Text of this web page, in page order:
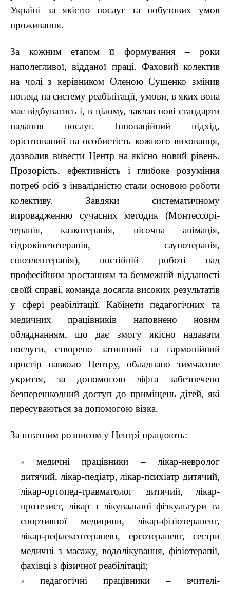
Україні за якістю послуг та побутових умов
проживання.
За кожним етапом її формування – роки
наполегливої, відданої праці. Фаховий колектив
на чолі з керівником Оленою Сущенко змінив
погляд на систему реабілітації, умови, в яких вона
має відбуватись і, в цілому, заклав нові стандарти
надання послуг. Інноваційний підхід,
орієнтований на особистість кожного вихованця,
дозволив вивести Центр на якісно новий рівень.
Прозорість, ефективність і глибоке розуміння
потреб осіб з інвалідністю стали основою роботи
колективу. Завдяки систематичному
впровадженню сучасних методик (Монтессорі-
терапія, казкотерапія, пісочна анімація,
гідрокінезотерапія, саунотерапія,
снюзлентерапія), постійній роботі над
професійним зростанням та безмежній відданості
своїй справі, команда досягла високих результатів
у сфері реабілітації. Кабінети педагогічних та
медичних працівників наповнено новим
обладнанням, що дає змогу якісно надавати
послуги, створено затишний та гармонійний
простір навколо Центру, обладнано тимчасове
укриття, за допомогою ліфта забезпечено
безперешкодний доступ до приміщень дітей, які
пересуваються за допомогою візка.
За штатним розписом у Центрі працюють:
медичні працівники – лікар-невролог
дитячий, лікар-педіатр, лікар-психіатр дитячий,
лікар-ортопед-травматолог дитячий, лікар-
протезист, лікар з лікувальної фізкультури та
спортивної медицини, лікар-фізіотерапевт,
лікар-рефлексотерапевт, ерготерапевт, сестри
медичні з масажу, водолікування, фізіотерапії,
фахівці з фізичної реабілітації;
педагогічні працівники – вчителі-